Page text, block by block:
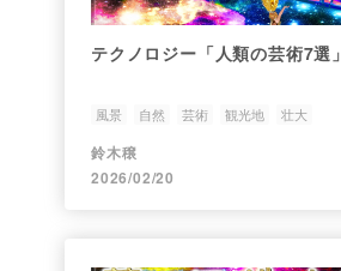
テクノロジー「人類の芸術7選」
風景 自然 芸術 観光地 壮大
鈴木穣
2026/02/20